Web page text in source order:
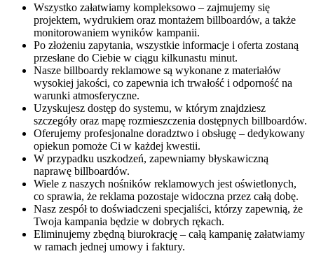
Wszystko załatwiamy kompleksowo – zajmujemy się
projektem, wydrukiem oraz montażem billboardów, a także
monitorowaniem wyników kampanii.
Po złożeniu zapytania, wszystkie informacje i oferta zostaną
przesłane do Ciebie w ciągu kilkunastu minut.
Nasze billboardy reklamowe są wykonane z materiałów
wysokiej jakości, co zapewnia ich trwałość i odporność na
warunki atmosferyczne.
Uzyskujesz dostęp do systemu, w którym znajdziesz
szczegóły oraz mapę rozmieszczenia dostępnych billboardów.
Oferujemy profesjonalne doradztwo i obsługę – dedykowany
opiekun pomoże Ci w każdej kwestii.
W przypadku uszkodzeń, zapewniamy błyskawiczną
naprawę billboardów.
Wiele z naszych nośników reklamowych jest oświetlonych,
co sprawia, że reklama pozostaje widoczna przez całą dobę.
Nasz zespół to doświadczeni specjaliści, którzy zapewnią, że
Twoja kampania będzie w dobrych rękach.
Eliminujemy zbędną biurokrację – całą kampanię załatwiamy
w ramach jednej umowy i faktury.